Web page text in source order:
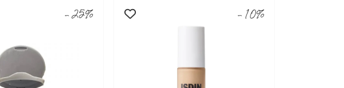
-25% -10%